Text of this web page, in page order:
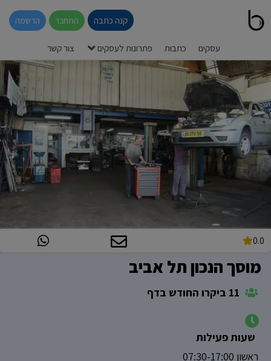
קנה כתבה התחבר הרשמה
עסקים כתבות פתרונות לעסקים צור קשר
0.0
מוסך הנכון תל אביב
שעות פעילות
ראשון 07:30-17:00